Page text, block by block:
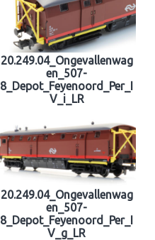
20.249.04_Ongevallenwag
en_507-
8_Depot_Feyenoord_Per_I
V_i_LR
20.249.04_Ongevallenwag
en_507-
8_Depot_Feyenoord_Per_I
V_g_LR